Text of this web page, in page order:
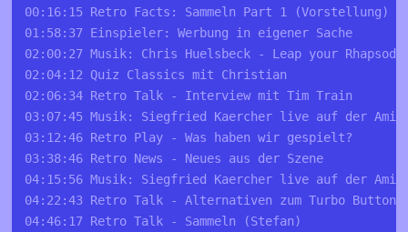
00:16:15 Retro Facts: Sammeln Part 1 (Vorstellung)
01:58:37 Einspieler: Werbung in eigener Sache
02:00:27 Musik: Chris Huelsbeck - Leap your
02:04:12 Quiz Classics mit Christian
02:06:34 Retro Talk - Interview mit Tim Train
03:07:45 Musik: Siegfried Kaercher live auf der
03:12:46 Retro Play - Was haben wir gespielt?
03:38:46 Retro News - Neues aus der Szene
04:15:56 Musik: Siegfried Kaercher live auf der
04:22:43 Retro Talk - Alternativen zum Turbo Button
04:46:17 Retro Talk - Sammeln (Stefan)